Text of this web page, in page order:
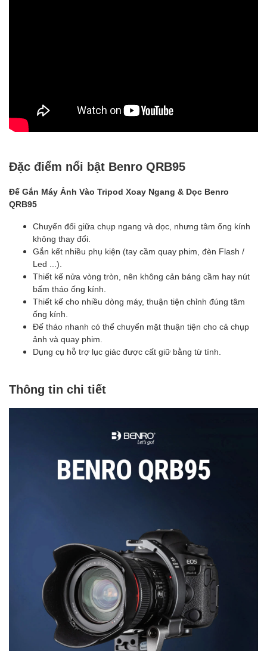
Đặc điểm nổi bật Benro QRB95
Đế Gắn Máy Ảnh Vào Tripod Xoay Ngang & Dọc Benro
QRB95
Chuyển đổi giữa chụp ngang và dọc, nhưng tâm ống kính
không thay đổi.
Gắn kết nhiều phụ kiện (tay cầm quay phim, đèn Flash /
Led ...).
Thiết kế nửa vòng tròn, nên không cản báng cầm hay nút
bấm tháo ống kính.
Thiết kế cho nhiều dòng máy, thuận tiện chỉnh đúng tâm
ống kính.
Đế tháo nhanh có thể chuyển mặt thuận tiện cho cả chụp
ảnh và quay phim.
Dụng cụ hỗ trợ lục giác được cất giữ bằng từ tính.
Thông tin chi tiết